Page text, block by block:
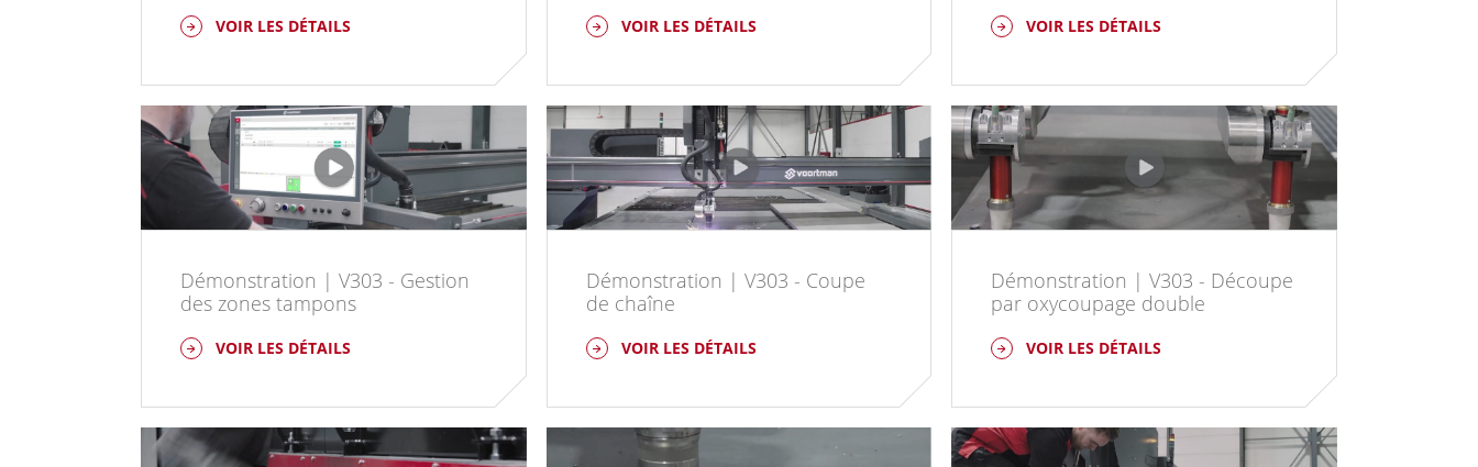
VOIR LES DÉTAILS VOIR LES DÉTAILS VOIR LES DÉTAILS
Démonstration | V303 - Gestion
des zones tampons
VOIR LES DÉTAILS
Démonstration | V303 - Coupe
de chaîne
VOIR LES DÉTAILS
Démonstration | V303 - Découpe
par oxycoupage double
VOIR LES DÉTAILS